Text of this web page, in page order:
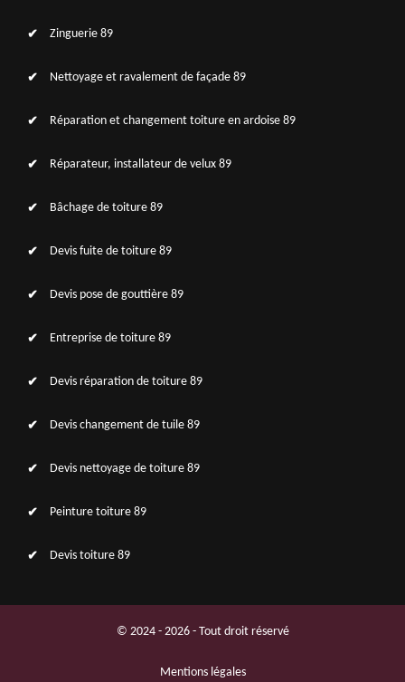
Zinguerie 89
Nettoyage et ravalement de façade 89
Réparation et changement toiture en ardoise 89
Réparateur, installateur de velux 89
Bâchage de toiture 89
Devis fuite de toiture 89
Devis pose de gouttière 89
Entreprise de toiture 89
Devis réparation de toiture 89
Devis changement de tuile 89
Devis nettoyage de toiture 89
Peinture toiture 89
Devis toiture 89
© 2024 - 2026 - Tout droit réservé
Mentions légales